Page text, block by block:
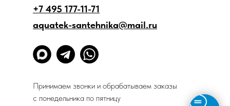
+7 495 177-11-71
aquatek-santehnika@mail.ru
Принимаем звонки и обрабатываем заказы
с понедельника по пятницу